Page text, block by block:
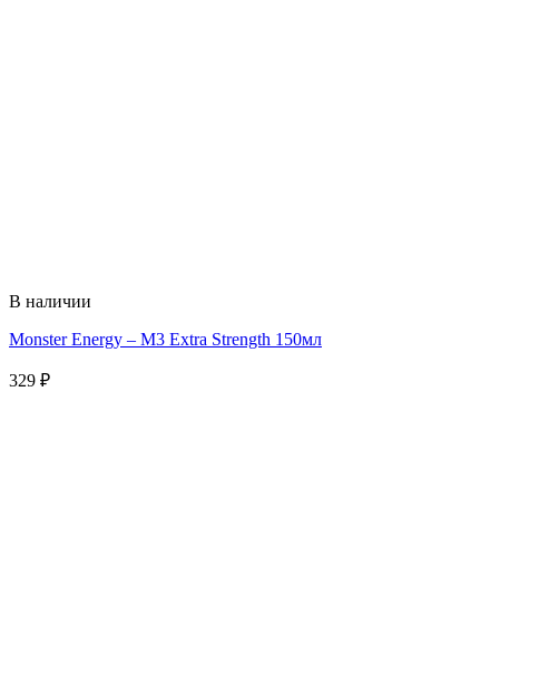
В наличии
Monster Energy – M3 Extra Strength 150мл
329 ₽